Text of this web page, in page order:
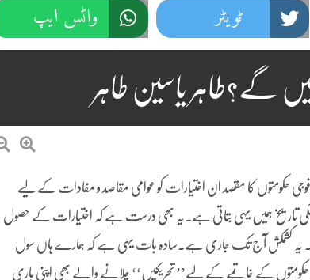
ٹویٹر واٹس ایپ
گے؟طاہر یاسین طاہر
حکومتوں کا مقصد ان اختیارات کو عوامی مقاصد و مفادات کے لیے
ملکی تاریخ ہمیں یہی بتاتی ہے۔یہ بھی درست ہے کہ اختیارات کے حصول
یہ کشمکش آج تک جاری ہے۔سادہ بات یہی ہے کہ ہمارے ہاں سول
ان حکومتوں کے خاتمے کے لیے’’ تحریکیں‘‘ چلانے والے بھی اپنی باری